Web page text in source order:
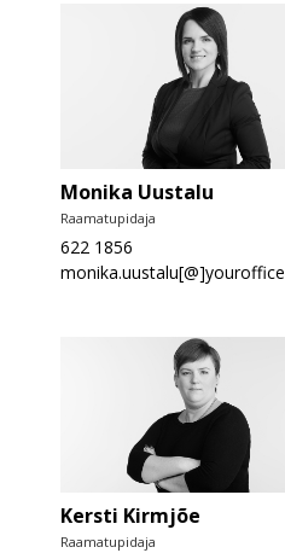
Monika Uustalu
Raamatupidaja
622 1856
Kersti Kirmjõe
Raamatupidaja